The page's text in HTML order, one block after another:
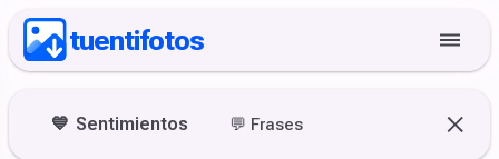
tuentifotos
💙 Sentimientos 💬 Frases